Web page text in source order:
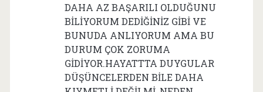
DAHA AZ BAŞARILI OLDUĞUNU
BİLİYORUM DEDİĞİNİZ GİBİ VE
BUNUDA ANLIYORUM AMA BU
DURUM ÇOK ZORUMA
GİDİYOR.HAYATTTA DUYGULAR
DÜŞÜNCELERDEN BİLE DAHA